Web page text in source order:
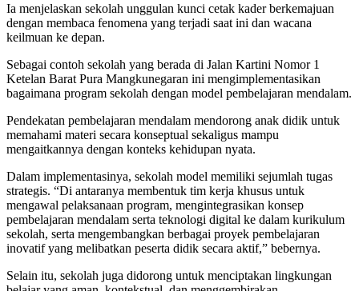
Ia menjelaskan sekolah unggulan kunci cetak kader berkemajuan
dengan membaca fenomena yang terjadi saat ini dan wacana
keilmuan ke depan.
Sebagai contoh sekolah yang berada di Jalan Kartini Nomor 1
Ketelan Barat Pura Mangkunegaran ini mengimplementasikan
bagaimana program sekolah dengan model pembelajaran mendalam.
Pendekatan pembelajaran mendalam mendorong anak didik untuk
memahami materi secara konseptual sekaligus mampu
mengaitkannya dengan konteks kehidupan nyata.
Dalam implementasinya, sekolah model memiliki sejumlah tugas
strategis. “Di antaranya membentuk tim kerja khusus untuk
mengawal pelaksanaan program, mengintegrasikan konsep
pembelajaran mendalam serta teknologi digital ke dalam kurikulum
sekolah, serta mengembangkan berbagai proyek pembelajaran
inovatif yang melibatkan peserta didik secara aktif,” bebernya.
Selain itu, sekolah juga didorong untuk menciptakan lingkungan